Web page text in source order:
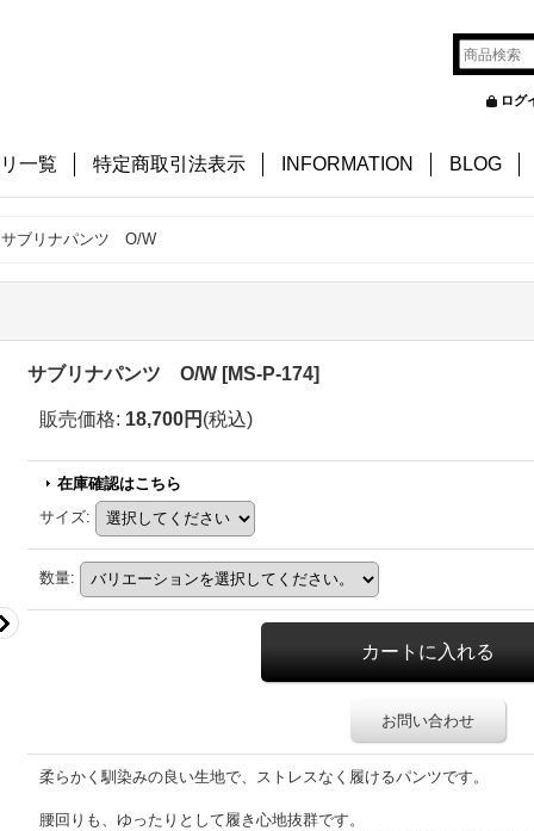
ログ
一覧 特定商取引法表示 INFORMATION BLOG
サブリナパンツ O/W
サブリナパンツ O/W [MS-P-174]
販売価格: 18,700円 (税込)
在庫確認はこちら
サイズ:
数量:
お問い合わせ
柔らかく馴染みの良い生地で、ストレスなく履けるパンツです。
腰回りも、ゆったりとして履き心地抜群です。